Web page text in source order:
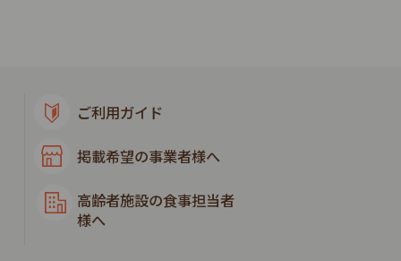
ご利用ガイド
掲載希望の事業者様へ
高齢者施設の食事担当者
様へ